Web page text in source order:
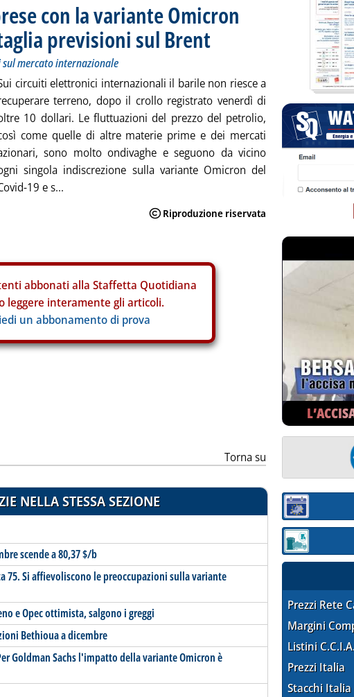
con la variante Omicron
previsioni sul Brent
mercato internazionale
circuiti elettronici internazionali il barile non riesce a
terreno, dopo il crollo registrato venerdì di
10 dollari. Le fluttuazioni del prezzo del petrolio,
come quelle di altre materie prime e dei mercati
sono molto ondivaghe e seguono da vicino
singola indiscrezione sulla variante Omicron del
19 e s...
abbonati alla Staffetta Quotidiana
leggere interamente gli articoli.
un abbonamento di prova
Torna su
NELLA STESSA SEZIONE
scende a 80,37 $/b
75. Si affievoliscono le preoccupazioni sulla variante
e Opec ottimista, salgono i greggi
Bethioua a dicembre
Goldman Sachs l'impatto della variante Omicron è
Sezione:
Sezione:
Prezzi Rete
Margini
Listini
Prezzi Italia
Stacchi Italia